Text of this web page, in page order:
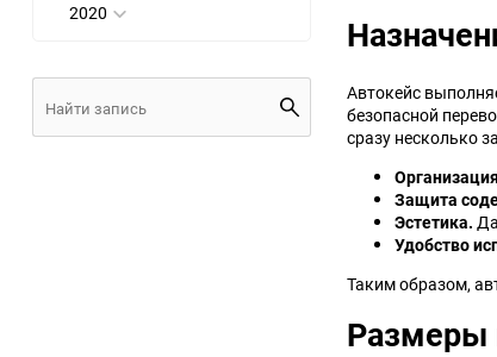
Hyundai
JMC Jaguar
Maybach
Mitsubishi
2020
Автокейс
безопасной
сразу несколько
Защита
Эстетика.
Удобство
Таким образом,
Размеры